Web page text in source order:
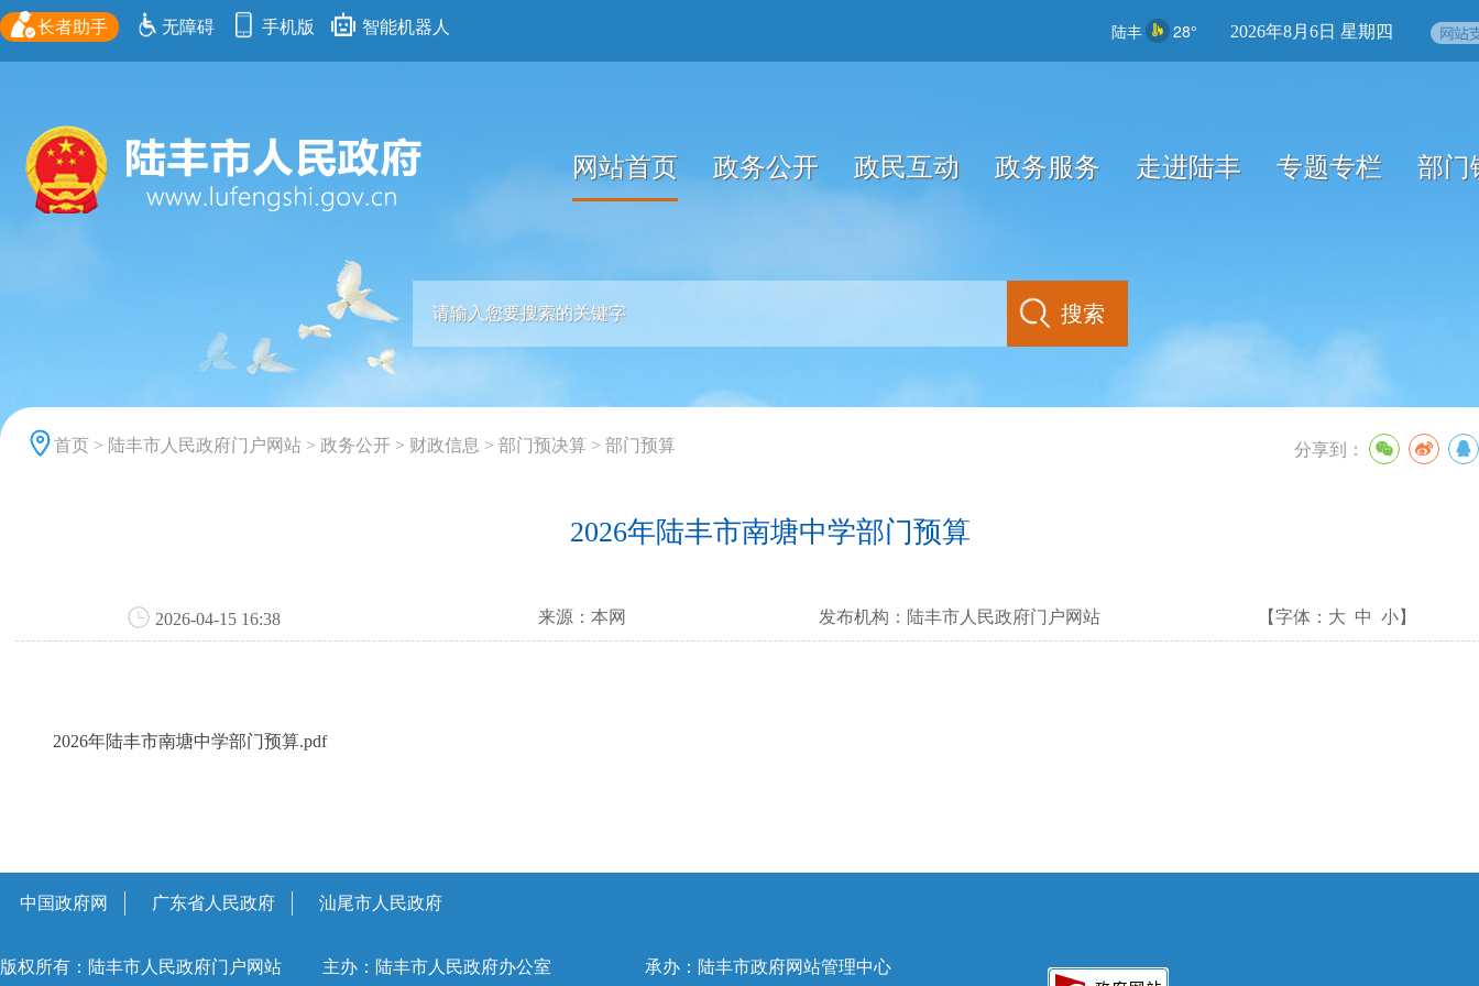
长者助手 无障碍 手机版 智能机器人 陆丰 28° 2026年8月6日 星期四
网站首页 政务公开 政民互动 政务服务 走进陆丰 专题专栏 部门
首页 > 陆丰市人民政府门户网站 > 政务公开 > 财政信息 > 部门预决算 > 部门预算 分享到：
2026年陆丰市南塘中学部门预算
2026-04-15 16:38 来源： 本网 发布机构： 陆丰市人民政府门户网站 【字体： 大 中 小】
2026年陆丰市南塘中学部门预算.pdf
中国政府网 广东省人民政府 汕尾市人民政府
版权所有：陆丰市人民政府门户网站 主办：陆丰市人民政府办公室 承办：陆丰市政府网站管理中心